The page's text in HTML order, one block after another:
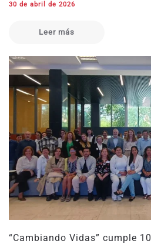
30 de abril de 2026
Leer más
“Cambiando Vidas” cumple